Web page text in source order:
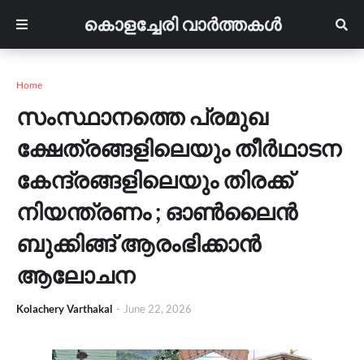
കൊളച്ചേരി വാർത്തകൾ
Home
സംസ്ഥാനത്തെ പ്രമുഖ
ക്ഷേത്രങ്ങളിലെയും തീർഥാടന
കേന്ദ്രങ്ങളിലെയും തിരക്ക്
നിയന്ത്രണം ; ഓൺലൈൻ
ബുക്കിങ്ങ് ആരംഭിക്കാൻ
ആലോചന
Kolachery Varthakal - June 22, 2026